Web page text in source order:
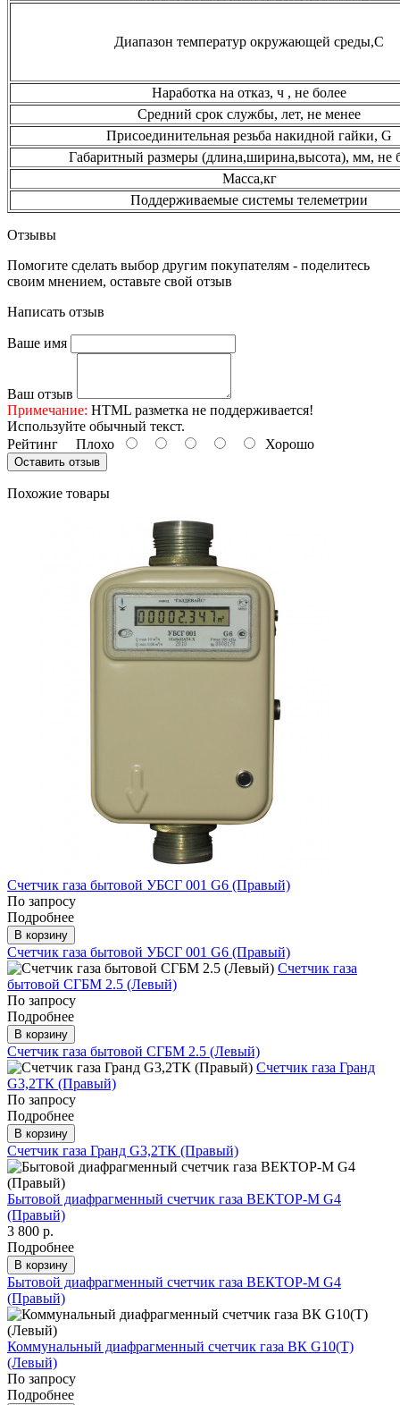
Диапазон температур окружающей среды,С
Наработка на отказ, ч , не более
Средний срок службы, лет, не менее
Присоединительная резьба накидной гайки, G
Габаритный размеры (длина,ширина,высота), мм, не
Масса,кг
Поддерживаемые системы телеметрии
Отзывы
Помогите сделать выбор другим покупателям - поделитесь
своим мнением, оставьте свой отзыв
Написать отзыв
Ваше имя
Ваш отзыв
Примечание: HTML разметка не поддерживается!
Используйте обычный текст.
Рейтинг Плохо Хорошо
Оставить отзыв
Похожие товары
Счетчик газа бытовой УБСГ 001 G6 (Правый)
По запросу
Подробнее
В корзину
Счетчик газа бытовой УБСГ 001 G6 (Правый)
Счетчик газа
бытовой СГБМ 2.5 (Левый)
По запросу
Подробнее
В корзину
Счетчик газа бытовой СГБМ 2.5 (Левый)
Счетчик газа Гранд
G3,2ТК (Правый)
По запросу
Подробнее
В корзину
Счетчик газа Гранд G3,2ТК (Правый)
Бытовой диафрагменный счетчик газа ВЕКТОР-М G4
(Правый)
3 800 р.
Подробнее
В корзину
Бытовой диафрагменный счетчик газа ВЕКТОР-М G4
(Правый)
Коммунальный диафрагменный счетчик газа ВК G10(T)
(Левый)
По запросу
Подробнее